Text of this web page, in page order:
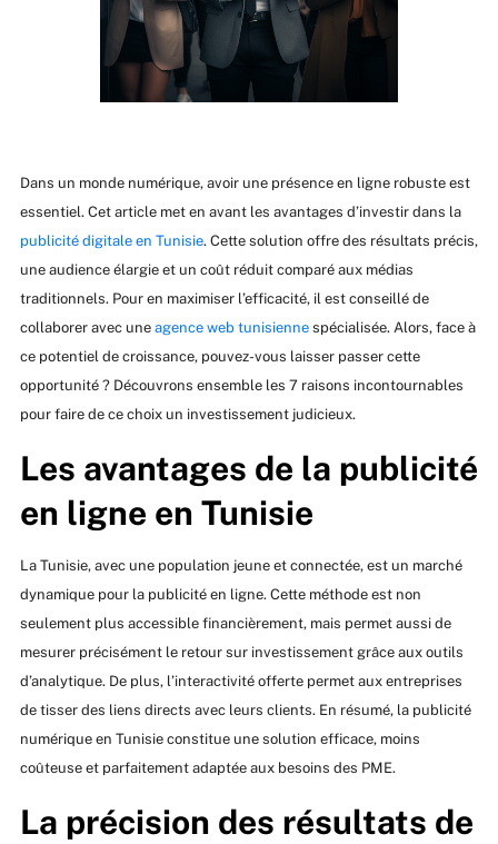
Dans un monde numérique, avoir une présence en ligne robuste est
essentiel. Cet article met en avant les avantages d’investir dans la
publicité digitale en Tunisie. Cette solution offre des résultats précis,
une audience élargie et un coût réduit comparé aux médias
traditionnels. Pour en maximiser l’efficacité, il est conseillé de
collaborer avec une agence web tunisiennespécialisée. Alors, face à
ce potentiel de croissance, pouvez-vous laisser passer cette
opportunité ? Découvrons ensemble les 7 raisons incontournables
pour faire de ce choix un investissement judicieux.
Les avantages de la publicité
en ligne en Tunisie
La Tunisie, avec une population jeune et connectée, est un marché
dynamique pour la publicité en ligne. Cette méthode est non
seulement plus accessible financièrement, mais permet aussi de
mesurer précisément le retour sur investissement grâce aux outils
d’analytique. De plus, l’interactivité offerte permet aux entreprises
de tisser des liens directs avec leurs clients. En résumé, la publicité
numérique en Tunisie constitue une solution efficace, moins
coûteuse et parfaitement adaptée aux besoins des PME.
La précision des résultats de